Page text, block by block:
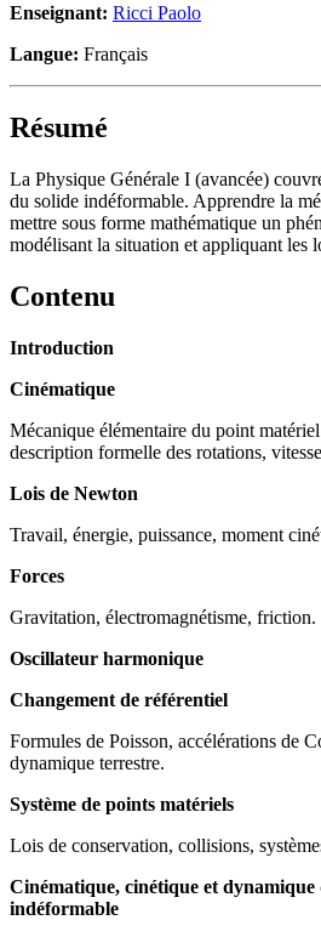
Enseignant: Ricci Paolo
Langue: Français
Résumé
La Physique Générale I (avancée)
du solide indéformable. Apprendre la
mettre sous forme mathématique un
modélisant la situation et appliquant les
Contenu
Introduction
Cinématique
Mécanique élémentaire du point
description formelle des rotations,
Lois de Newton
Travail, énergie, puissance, moment
Forces
Gravitation, électromagnétisme, friction.
Oscillateur harmonique
Changement de référentiel
Formules de Poisson, accélérations de
dynamique terrestre.
Système de points matériels
Lois de conservation, collisions,
Cinématique, cinétique et dynamique
indéformable